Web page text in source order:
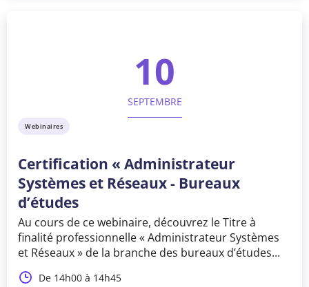
10
SEPTEMBRE
Webinaires
Certification « Administrateur
Systèmes et Réseaux - Bureaux
d’études
Au cours de ce webinaire, découvrez le Titre à
finalité professionnelle « Administrateur Systèmes
et Réseaux » de la branche des bureaux d’études...
De 14h00 à 14h45